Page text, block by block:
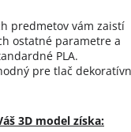
predmetov vám zaistí
ostatné parametre a
PLA.
pre tlač
3D model získa: